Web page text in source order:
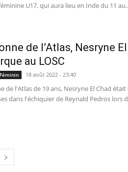
U17, qui aura lieu en Inde du 11
de l’Atlas, Nesryne
au LOSC
18 août 2022 - 23:40
de l'Atlas de 19 ans, Nesryne El Chad
dans l'échiquier de Reynald Pedros lors